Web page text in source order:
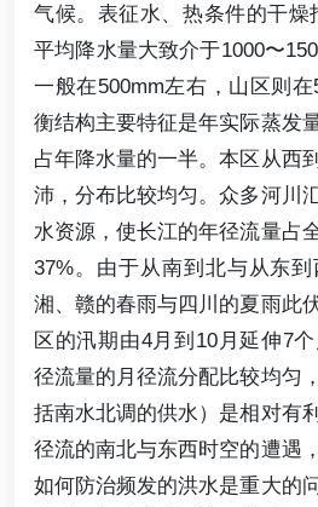
气候。表征水、热条件的干燥
平均降水量大致介于1000〜
一般在500mm左右，山区则
衡结构主要特征是年实际蒸发
占年降水量的一半。本区从西
沛，分布比较均匀。众多河川
水资源，使长江的年径流量占
37%。由于从南到北与从东到
湘、赣的春雨与四川的夏雨此
区的汛期由4月到10月延伸7
径流量的月径流分配比较均匀
括南水北调的供水）是相对有
径流的南北与东西时空的遭遇
如何防治频发的洪水是重大的